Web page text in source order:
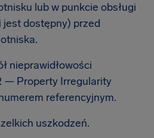
lub w punkcie obsługi
dostępny) przed
nieprawidłowości
— Property Irregularity
referencyjnym.
uszkodzeń.